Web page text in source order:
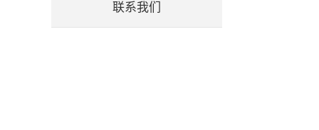
联系我们